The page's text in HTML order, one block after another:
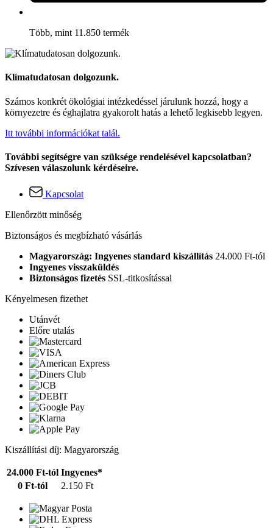
Több, mint 11.850 termék
Klímatudatosan dolgozunk.
Számos konkrét ökológiai intézkedéssel járulunk hozzá, hogy a
környezetre és éghajlatra gyakorolt hatás a lehető legkisebb legyen.
Itt további információkat talál.
További segítségre van szüksége rendelésével kapcsolatban?
Szívesen válaszolunk kérdéseire.
Kapcsolat
Ellenőrzött minőség
Biztonságos és megbízható vásárlás
Magyarország: Ingyenes standard kiszállítás 24.000 Ft-tól
Ingyenes visszaküldés
Biztonságos fizetés SSL-titkosítással
Kényelmesen fizethet
Utánvét
Előre utalás
Kiszállítási díj: Magyarország
24.000 Ft-tól Ingyenes*
0 Ft-tól
2.150 Ft